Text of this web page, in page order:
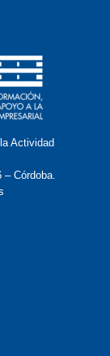
Actividad
– Córdoba.